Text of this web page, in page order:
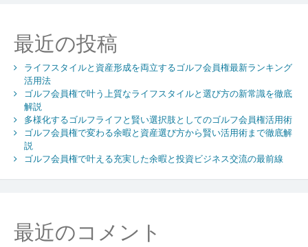
ョ
ン
最近の投稿
ライフスタイルと資産形成を両立するゴルフ会員権最新ランキング
活用法
ゴルフ会員権で叶う上質なライフスタイルと選び方の新常識を徹底
解説
多様化するゴルフライフと賢い選択肢としてのゴルフ会員権活用術
ゴルフ会員権で変わる余暇と資産選び方から賢い活用術まで徹底解
説
ゴルフ会員権で叶える充実した余暇と投資ビジネス交流の最前線
最近のコメント